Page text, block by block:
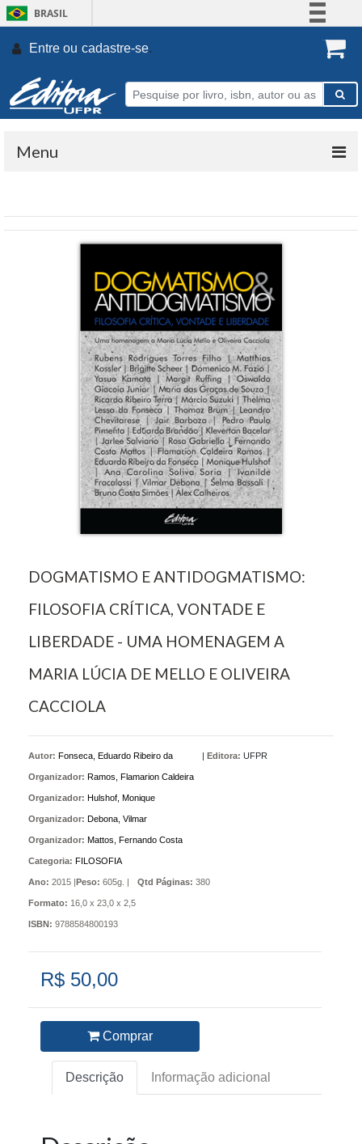
BRASIL
Participe
Entre ou cadastre-se.
Menu
DOGMATISMO E ANTIDOGMATISMO:
FILOSOFIA CRÍTICA, VONTADE E
LIBERDADE - UMA HOMENAGEM A
MARIA LÚCIA DE MELLO E OLIVEIRA
CACCIOLA
Autor: Fonseca, Eduardo Ribeiro da
Organizador: Ramos, Flamarion Caldeira
Organizador: Hulshof, Monique
Organizador: Debona, Vilmar
Organizador: Mattos, Fernando Costa
| Editora: UFPR
Categoria: FILOSOFIA
Ano: 2015 |Peso: 605g. | Qtd Páginas: 380
Formato: 16,0 x 23,0 x 2,5
ISBN: 9788584800193
R$ 50,00
Comprar
Descrição Informação adicional